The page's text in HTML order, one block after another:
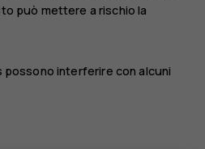
può mettere a rischio la
interferire con alcuni